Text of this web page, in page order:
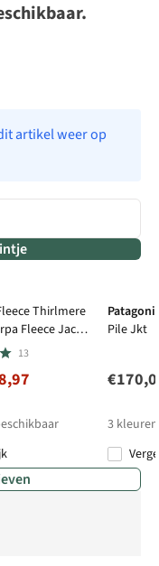
artikel weer op
Thirlmere
Fleece Jacket
13
Pile Jkt
3